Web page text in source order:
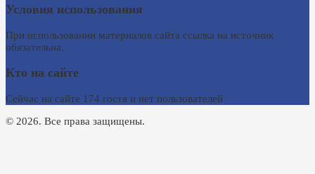
Условия использования
При использовании материалов сайта ссылка на источник
обязательна.
Кто на сайте
Сейчас на сайте 174 гостя и нет пользователей
© 2026. Все права защищены.